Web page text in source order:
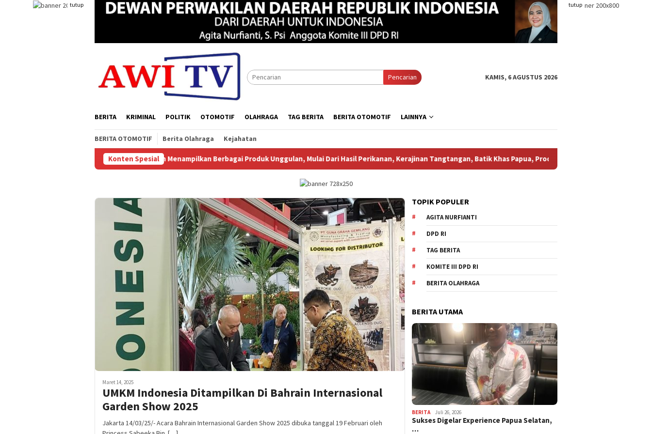
tutup tutup
Pencarian KAMIS, 6 AGUSTUS 2026
BERITA KRIMINAL POLITIK OTOMOTIF OLAHRAGA TAG BERITA BERITA OTOMOTIF LAINNYA
BERITA OTOMOTIF Berita Olahraga Kejahatan
Konten Spesial
Experience Papua Selatan Menampilkan Berbagai Produk Unggulan, Mulai Dari Hasil Perikanan, Kerajinan Tangtangan, Batik Khas Papua, Produk Fesyen, Hingga Berbagai Karrya UMKM !
Maret 14, 2025
UMKM Indonesia Ditampilkan Di Bahrain Internasional
Garden Show 2025
Jakarta 14/03/25/- Acara Bahrain Internasional Garden Show 2025 dibuka tanggal 19 Februari oleh
TOPIK POPULER
AGITA NURFIANTI
DPD RI
TAG BERITA
KOMITE III DPD RI
BERITA OLAHRAGA
BERITA UTAMA
BERITA Juli 26, 2026
Sukses Digelar Experience Papua Selatan,
…